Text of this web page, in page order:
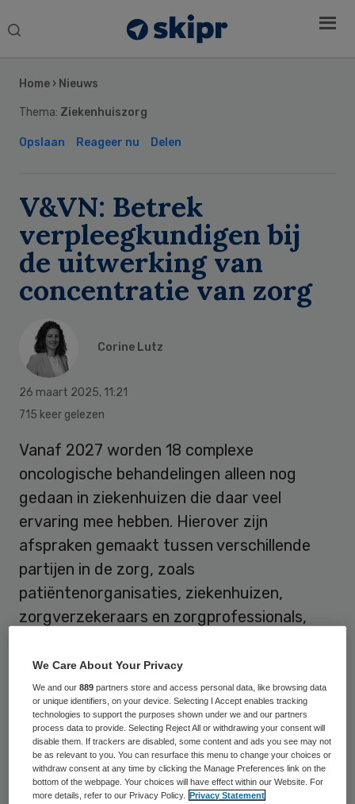
Search
Home › Nieuws
Thema: Ziekenhuiszorg
Opslaan Reageer nu Delen
V&VN: Betrek
verpleegkundigen bij
de uitwerking van
concentratie van zorg
Corine Lutz
26 maart 2025, 11:21
715 keer gelezen
Vanaf 2027 worden 18 complexe
oncologische behandelingen alleen nog
gedaan in ziekenhuizen die daar veel
ervaring mee hebben. Hierover zijn
afspraken gemaakt tussen verschillende
partijen in de zorg, zoals
patiëntenorganisaties, ziekenhuizen,
zorgverzekeraars en zorgprofessionals,
V&VNvindt het van belang dat de
uitwerking van deze afspraken in de
praktijk gebeurt samen met
verpleegkundigen en verpleegkundig
specialisten.
Sidebar
We Care About Your Privacy
We and our889 partners store and access personal data, like browsing data
or unique identifiers, on your device. Selecting I Accept enables tracking
technologies to support the purposes shown under we and our partners
process data to provide. Selecting Reject All or withdrawing your consent will
disable them. If trackers are disabled, some content and ads you see may not
be as relevant to you. You can resurface this menu to change your choices or
withdraw consent at any time by clicking the Manage Preferences link on the
bottom of the webpage. Your choices will have effect within our Website. For
more details, refer to our Privacy Policy.
Privacy Statement